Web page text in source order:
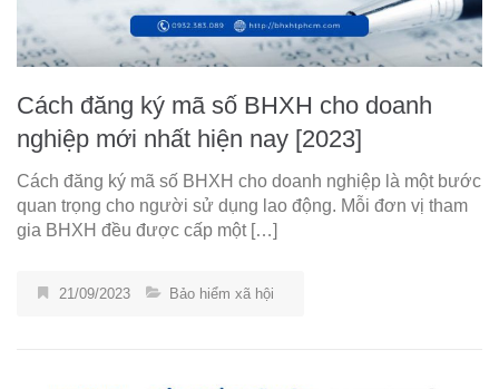
Cách đăng ký mã số BHXH cho doanh
nghiệp mới nhất hiện nay [2023]
Cách đăng ký mã số BHXH cho doanh nghiệp là một bước
quan trọng cho người sử dụng lao động. Mỗi đơn vị tham
gia BHXH đều được cấp một […]
21/09/2023 Bảo hiểm xã hội